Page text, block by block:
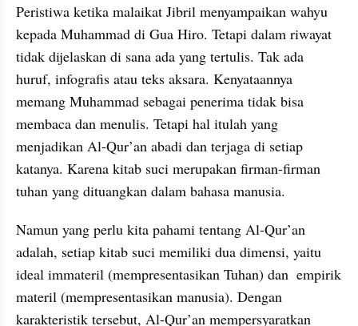
Peristiwa ketika malaikat Jibril menyampaikan wahyu
kepada Muhammad di Gua Hiro. Tetapi dalam riwayat
tidak dijelaskan di sana ada yang tertulis. Tak ada
huruf, infografis atau teks aksara. Kenyataannya
memang Muhammad sebagai penerima tidak bisa
membaca dan menulis. Tetapi hal itulah yang
menjadikan Al-Qur’an abadi dan terjaga di setiap
katanya. Karena kitab suci merupakan firman-firman
tuhan yang dituangkan dalam bahasa manusia.
Namun yang perlu kita pahami tentang Al-Qur’an
adalah, setiap kitab suci memiliki dua dimensi, yaitu
ideal immateril (mempresentasikan Tuhan) dan  empirik
materil (mempresentasikan manusia). Dengan
karakteristik tersebut, Al-Qur’an mempersyaratkan